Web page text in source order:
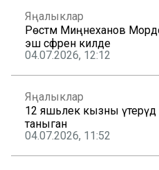
Яңалыклар
Рөстәм Миңнеханов
эш сәфәренә килде
04.07.2026, 12:12
Яңалыклар
12 яшьлек кызны үтерүдә
таныган
04.07.2026, 11:52